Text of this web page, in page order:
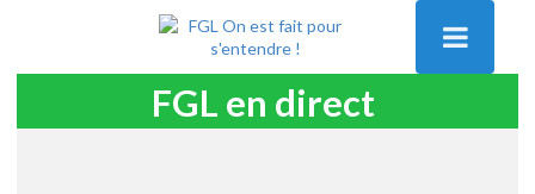
FGL en direct